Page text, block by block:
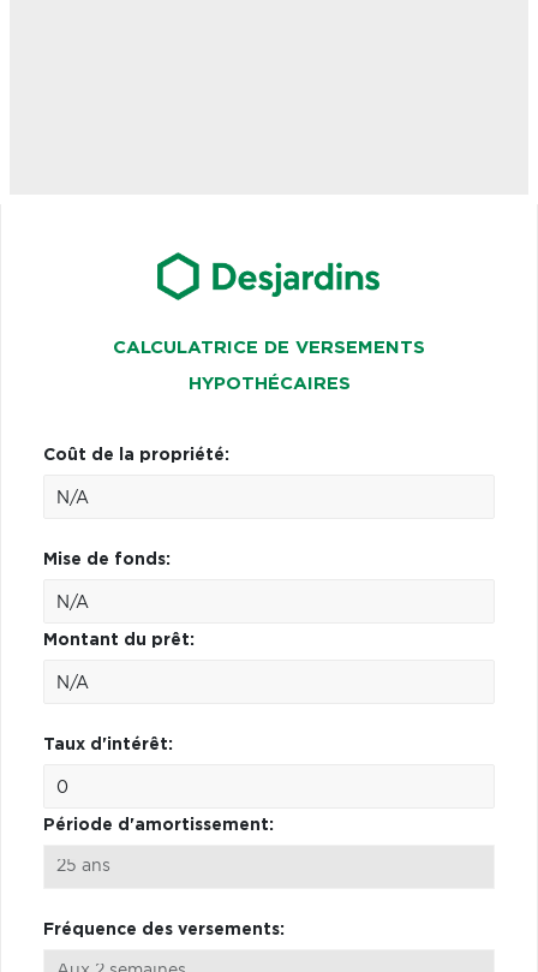
CALCULATRICE DE VERSEMENTS
HYPOTHÉCAIRES
Coût de la propriété:
Mise de fonds:
Montant du prêt:
Taux d'intérêt:
Période d'amortissement:
Fréquence des versements: